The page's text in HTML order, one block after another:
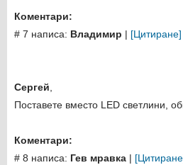
Коментари:
# 7 написа: Владимир | [Цитиране]
Сергей
Поставете вместо LED светлини,
Коментари:
# 8 написа: Гев мравка |